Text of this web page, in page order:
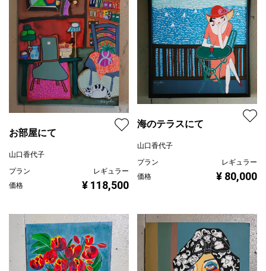
お部屋にて
山口香代子
プラン
レギュラー
価格
¥ 118,500
海のテラスにて
山口香代子
プラン
レギュラー
価格
¥ 80,000